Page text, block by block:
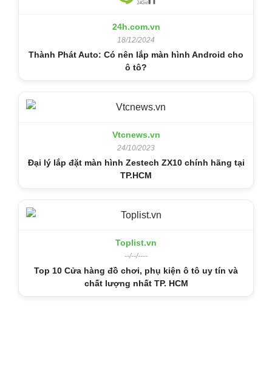
24h.com.vn
18/12/2024
Thành Phát Auto: Có nên lắp màn hình Android cho
ô tô?
Vtcnews.vn
24/10/2023
Đại lý lắp đặt màn hình Zestech ZX10 chính hãng tại
TP.HCM
Toplist.vn
--/--/----
Top 10 Cửa hàng đồ chơi, phụ kiện ô tô uy tín và
chất lượng nhất TP. HCM